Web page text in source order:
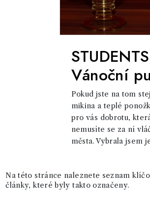
Vánoční
Pokud jste na tom
mikina a teplé
pro vás dobrotu,
nemusíte se za ní
města. Vybrala jsem
Na této stránce naleznete seznam
články, které byly takto označeny.